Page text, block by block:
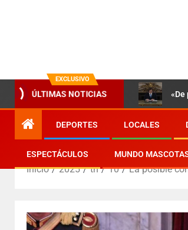
EXCLUSIVO
ÚLTIMAS NOTICIAS «De
DEPORTES LOCALES
ESPECTÁCULOS MUNDO
Inicio 2025 th 10 La posible